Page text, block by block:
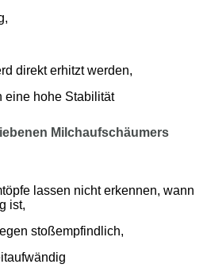
direkt erhitzt werden,
eine hohe Stabilität
Milchaufschäumers
lassen nicht erkennen, wann
ist,
stoßempfindlich,